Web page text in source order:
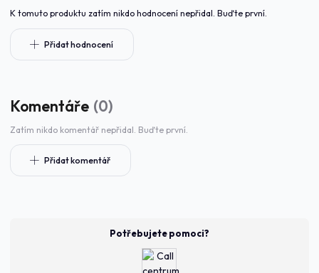
K tomuto produktu zatím nikdo hodnocení nepřidal. Buďte první.
Přidat hodnocení
Komentáře 0
Zatím nikdo komentář nepřidal. Buďte první.
Přidat komentář
Potřebujete pomoci?